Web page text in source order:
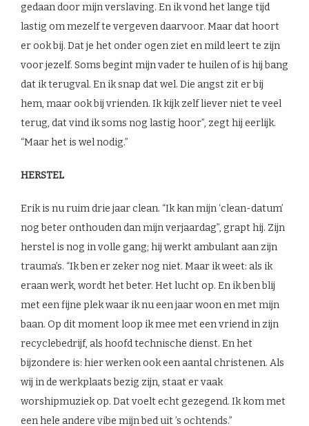
gedaan door mijn verslaving. En ik vond het lange tijd
lastig om mezelf te vergeven daarvoor. Maar dat hoort
er ook bij. Dat je het onder ogen ziet en mild leert te zijn
voor jezelf. Soms begint mijn vader te huilen of is hij bang
dat ik terugval. En ik snap dat wel. Die angst zit er bij
hem, maar ook bij vrienden. Ik kijk zelf liever niet te veel
terug, dat vind ik soms nog lastig hoor”, zegt hij eerlijk.
“Maar het is wel nodig.”
HERSTEL
Erik is nu ruim drie jaar clean. “Ik kan mijn ‘clean-datum’
nog beter onthouden dan mijn verjaardag”, grapt hij. Zijn
herstel is nog in volle gang; hij werkt ambulant aan zijn
trauma’s. “Ik ben er zeker nog niet. Maar ik weet: als ik
eraan werk, wordt het beter. Het lucht op. En ik ben blij
met een fijne plek waar ik nu een jaar woon en met mijn
baan. Op dit moment loop ik mee met een vriend in zijn
recyclebedrijf, als hoofd technische dienst. En het
bijzondere is: hier werken ook een aantal christenen. Als
wij in de werkplaats bezig zijn, staat er vaak
worshipmuziek op. Dat voelt echt gezegend. Ik kom met
een hele andere vibe mijn bed uit ’s ochtends.”